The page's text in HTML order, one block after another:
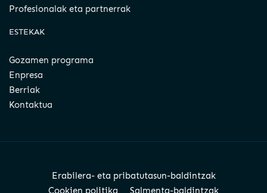
Profesionalak eta partnerrak
ESTEKAK
Gozamen programa
Enpresa
Berriak
Kontaktua
Erabilera- eta pribatutasun-baldintzak
Cookien politika
Salmenta-baldintzak